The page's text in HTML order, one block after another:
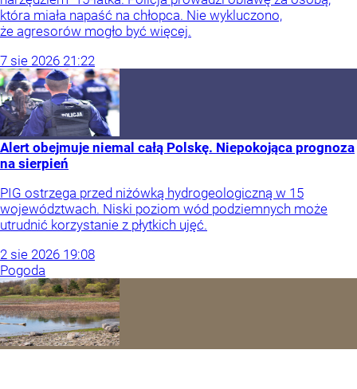
która miała napaść na chłopca. Nie wykluczono,
że agresorów mogło być więcej.
7 sie 2026 21:22
Alert obejmuje niemal całą Polskę. Niepokojąca prognoza
na sierpień
PIG ostrzega przed niżówką hydrogeologiczną w 15
województwach. Niski poziom wód podziemnych może
utrudnić korzystanie z płytkich ujęć.
2 sie 2026 19:08
Pogoda